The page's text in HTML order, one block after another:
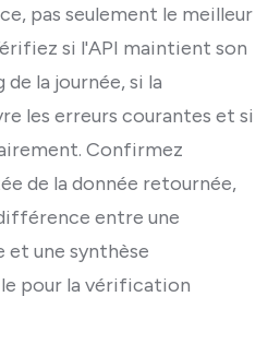
pas seulement le meilleur
si l'API maintient son
la journée, si la
les erreurs courantes et si
Confirmez
de la donnée retournée,
entre une
et une synthèse
pour la vérification